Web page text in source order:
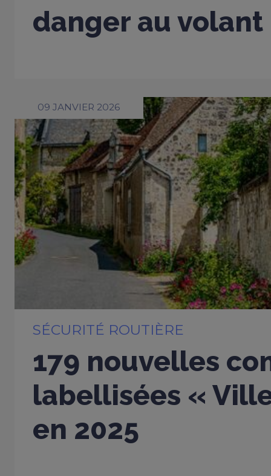
danger au volant
09 JANVIER 2026
SÉCURITÉ ROUTIÈRE
179 nouvelles
labellisées «
en 2025